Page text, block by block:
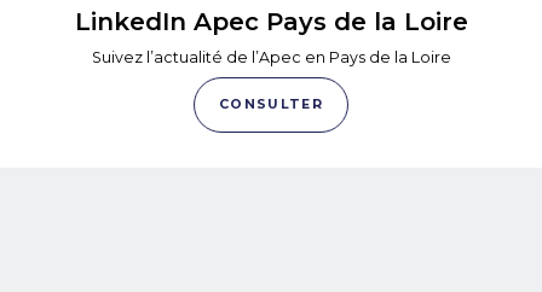
LinkedIn Apec Pays de la Loire
Suivez l’actualité de l’Apec en Pays de la Loire
CONSULTER